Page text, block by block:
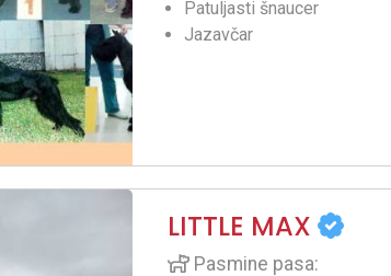
Patuljasti šnaucer
Jazavčar
LITTLE MAX
Pasmine pasa: